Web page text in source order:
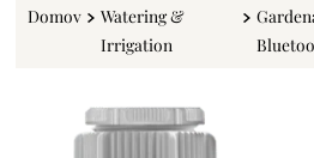
Domov
Watering &
Irrigation